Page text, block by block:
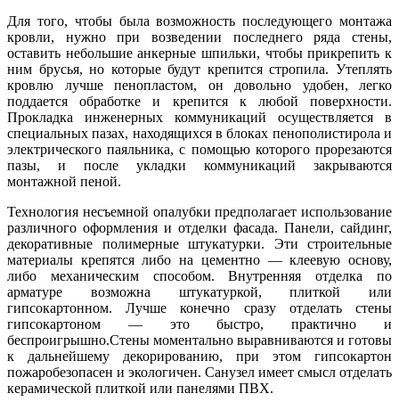
Для того, чтобы была возможность последующего монтажа
кровли, нужно при возведении последнего ряда стены,
оставить небольшие анкерные шпильки, чтобы прикрепить к
ним брусья, но которые будут крепится стропила. Утеплять
кровлю лучше пенопластом, он довольно удобен, легко
поддается обработке и крепится к любой поверхности.
Прокладка инженерных коммуникаций осуществляется в
специальных пазах, находящихся в блоках пенополистирола и
электрического паяльника, с помощью которого прорезаются
пазы, и после укладки коммуникаций закрываются
монтажной пеной.
Технология несъемной опалубки предполагает использование
различного оформления и отделки фасада. Панели, сайдинг,
декоративные полимерные штукатурки. Эти строительные
материалы крепятся либо на цементно — клеевую основу,
либо механическим способом. Внутренняя отделка по
арматуре возможна штукатуркой, плиткой или
гипсокартонном. Лучше конечно сразу отделать стены
гипсокартоном — это быстро, практично и
беспроигрышно.Стены моментально выравниваются и готовы
к дальнейшему декорированию, при этом гипсокартон
пожаробезопасен и экологичен. Санузел имеет смысл отделать
керамической плиткой или панелями ПВХ.